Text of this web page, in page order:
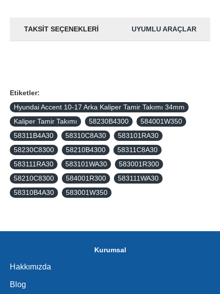
TAKSIT SEÇENEKLERI UYUMLU ARAÇLAR
Etiketler:
Hyundai Accent 10-17 Arka Kaliper Tamir Takımı 34mm
Kaliper Tamir Takımı
58230B4300
584001W350
58311B4A30
58310C8A30
583101RA30
58230C8300
58210B4300
58311C8A30
583111RA30
583101WA30
583001R300
58210C8300
584001R300
583111WA30
58310B4A30
583001W350
Kurumsal
Hakkımızda
Blog